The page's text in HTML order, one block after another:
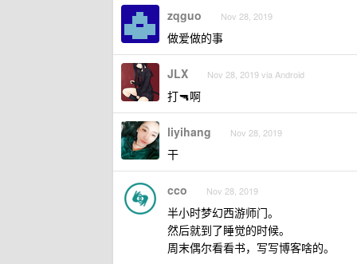
zqguo Nov 28, 2019
做爱做的事
JLX Nov 28, 2019 via Android
打🔫啊
liyihang Nov 28, 2019
干
cco Nov 28, 2019
半小时梦幻西游师门。
然后就到了睡觉的时候。
周末偶尔看看书，写写博客啥的。